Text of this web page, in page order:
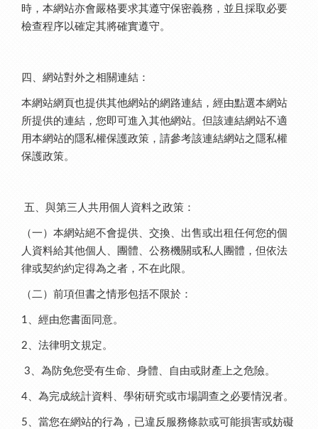
時，本網站亦會嚴格要求其遵守保密義務，並且採取必要
檢查程序以確定其將確實遵守。
四、網站對外之相關連結：
本網站網頁也提供其他網站的網路連結，經由點選本網站
所提供的連結，您即可進入其他網站。但該連結網站不適
用本網站的隱私權保護政策，請參考該連結網站之隱私權
保護政策。
五、與第三人共用個人資料之政策：
（一）本網站絕不會提供、交換、出售或出租任何您的個
人資料給其他個人、團體、公務機關或私人團體，但依法
律或契約約定得為之者，不在此限。
（二）前項但書之情形包括不限於：
1 、經由您書面同意。
2 、法律明文規定。
3 、為防免您受有生命、身體、自由或財產上之危險。
4、為完成統計資料、學術研究或市場調查之必要情況者。
5 、當您在網站的行為，已違反服務條款或可能損害或妨礙